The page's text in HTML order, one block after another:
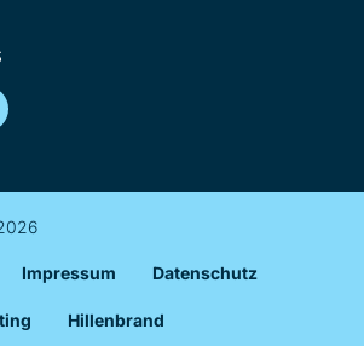
Impressum Datenschutz
Hillenbrand